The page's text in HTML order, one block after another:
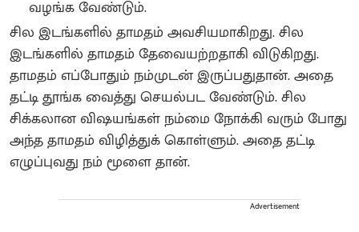
வழங்க வேண்டும்.
சில இடங்களில் தாமதம் அவசியமாகிறது. சில
இடங்களில் தாமதம் தேவையற்றதாகி விடுகிறது.
தாமதம் எப்போதும் நம்முடன் இருப்பதுதான். அதை
தட்டி தூங்க வைத்து செயல்பட வேண்டும். சில
சிக்கலான விஷயங்கள் நம்மை நோக்கி வரும் போது
அந்த தாமதம் விழித்துக் கொள்ளும். அதை தட்டி
எழுப்புவது நம் மூளை தான்.
Advertisement